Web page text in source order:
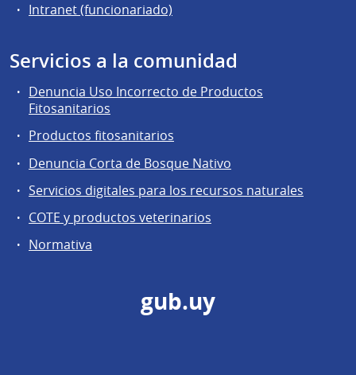
Intranet (funcionariado)
Servicios a la comunidad
Denuncia Uso Incorrecto de Productos
Fitosanitarios
Productos fitosanitarios
Denuncia Corta de Bosque Nativo
Servicios digitales para los recursos naturales
COTE y productos veterinarios
Normativa
gub.uy